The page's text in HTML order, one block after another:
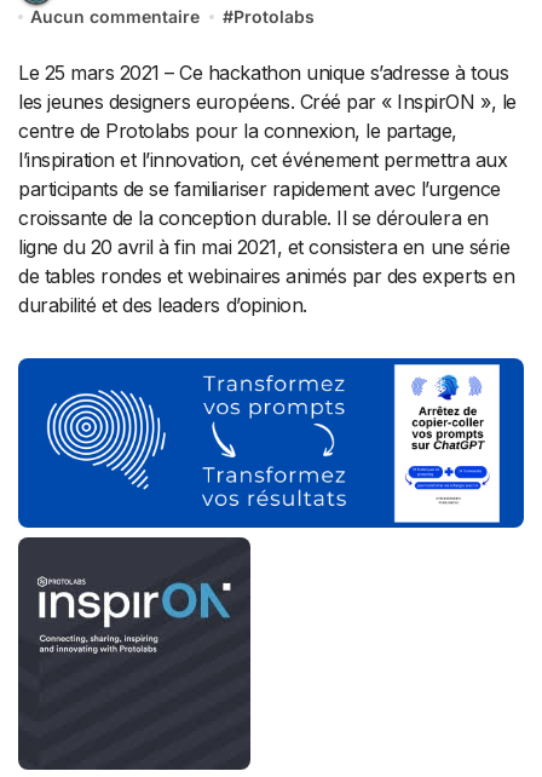
Aucun commentaire
#Protolabs
Le 25 mars 2021 – Ce hackathon unique s’adresse à tous
les jeunes designers européens. Créé par « InspirON », le
centre de Protolabs pour la connexion, le partage,
l’inspiration et l’innovation, cet événement permettra aux
participants de se familiariser rapidement avec l’urgence
croissante de la conception durable. Il se déroulera en
ligne du 20 avril à fin mai 2021, et consistera en une série
de tables rondes et webinaires animés par des experts en
durabilité et des leaders d’opinion.